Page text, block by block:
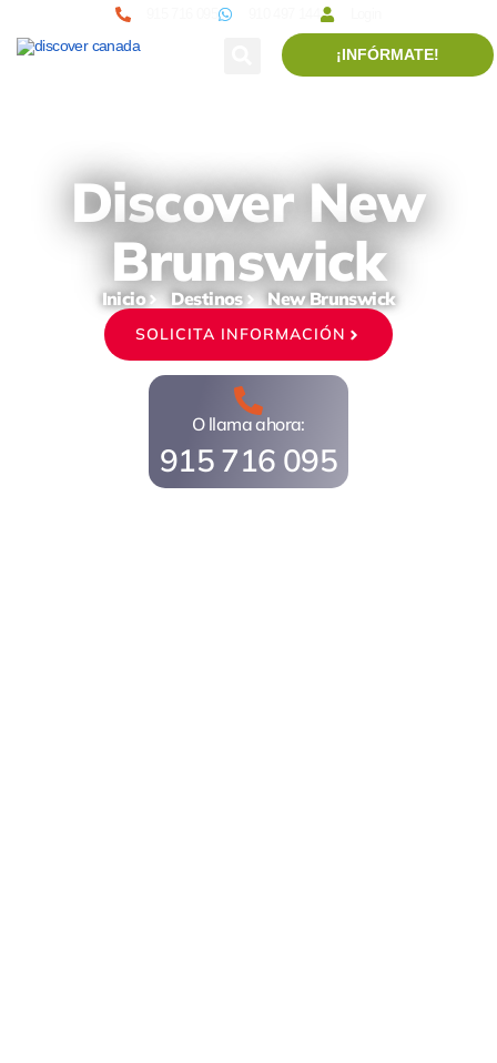
¡INFÓRMATE!
Discover New
Brunswick
Inicio Destinos New Brunswick
SOLICITA INFORMACIÓN
O llama ahora:
915 716 095